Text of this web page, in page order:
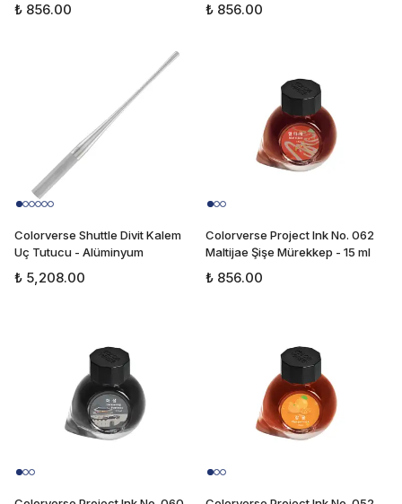
₺ 856.00 ₺ 856.00
Colorverse Shuttle Divit Kalem
Uç Tutucu - Alüminyum
₺ 5,208.00
Colorverse Project Ink No. 062
Maltijae Şişe Mürekkep - 15 ml
₺ 856.00